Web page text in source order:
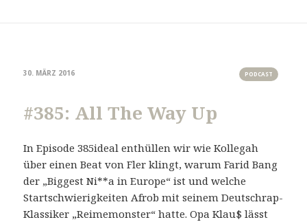
30. MÄRZ 2016 PODCAST
#385: All The Way Up
In Episode 385ideal enthüllen wir wie Kollegah
über einen Beat von Fler klingt, warum Farid Bang
der „Biggest Ni**a in Europe“ ist und welche
Startschwierigkeiten Afrob mit seinem Deutschrap-
Klassiker „Reimemonster“ hatte. Opa Klau$ lässt